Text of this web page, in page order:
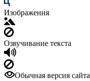
Изображения
Озвучивание текста
Обычная версия сайта